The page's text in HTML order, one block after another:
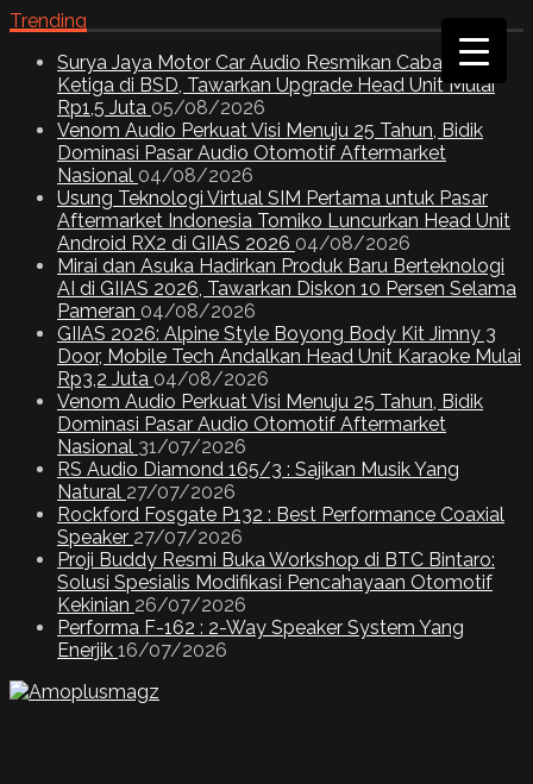
Trending
Surya Jaya Motor Car Audio Resmikan Cabang
Ketiga di BSD, Tawarkan Upgrade Head Unit Mulai
Rp1,5 Juta 05/08/2026
Venom Audio Perkuat Visi Menuju 25 Tahun, Bidik
Dominasi Pasar Audio Otomotif Aftermarket
Nasional 04/08/2026
Usung Teknologi Virtual SIM Pertama untuk Pasar
Aftermarket Indonesia Tomiko Luncurkan Head Unit
Android RX2 di GIIAS 2026 04/08/2026
Mirai dan Asuka Hadirkan Produk Baru Berteknologi
AI di GIIAS 2026, Tawarkan Diskon 10 Persen Selama
Pameran 04/08/2026
GIIAS 2026: Alpine Style Boyong Body Kit Jimny 3
Door, Mobile Tech Andalkan Head Unit Karaoke Mulai
Rp3,2 Juta 04/08/2026
Venom Audio Perkuat Visi Menuju 25 Tahun, Bidik
Dominasi Pasar Audio Otomotif Aftermarket
Nasional 31/07/2026
RS Audio Diamond 165/3 : Sajikan Musik Yang
Natural 27/07/2026
Rockford Fosgate P132 : Best Performance Coaxial
Speaker 27/07/2026
Proji Buddy Resmi Buka Workshop di BTC Bintaro:
Solusi Spesialis Modifikasi Pencahayaan Otomotif
Kekinian 26/07/2026
Performa F-162 : 2-Way Speaker System Yang
Enerjik 16/07/2026